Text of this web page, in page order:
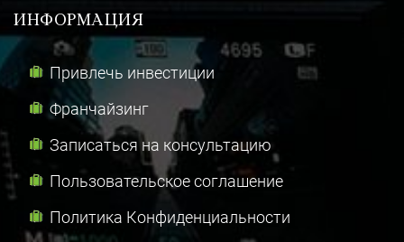
ИНФОРМАЦИЯ
Привлечь инвестиции
Франчайзинг
Записаться на консультацию
Пользовательское соглашение
Политика Конфиденциальности